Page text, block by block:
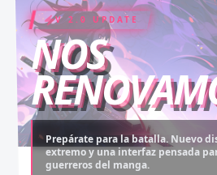
V 2.0 UPDATE
NOS
Prepárate para la batalla. Nuevo
extremo y una interfaz pensada
guerreros del manga.
COIN RUSH
Desbloquea capítulos legendarios.
y accede al contenido más
ELITE PASS
Asciende al rango máximo.
descargas infinitas y acceso